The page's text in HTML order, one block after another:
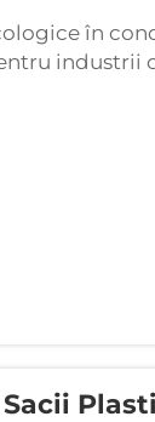
în
industrii
în timp ce...